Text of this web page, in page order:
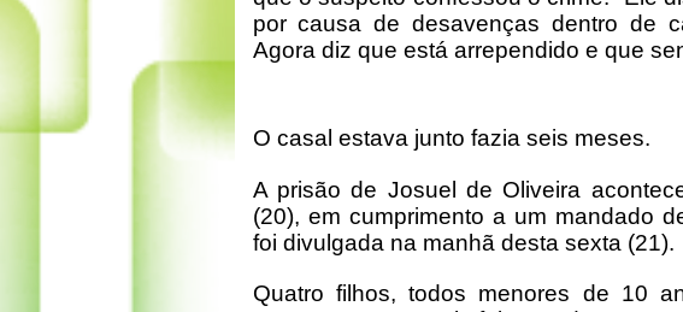
por causa de desavenças dentro de
Agora diz que está arrependido e que
O casal estava junto fazia seis meses.
A prisão de Josuel de Oliveira
(20), em cumprimento a um mandado
foi divulgada na manhã desta sexta (21).
Quatro filhos, todos menores de 10